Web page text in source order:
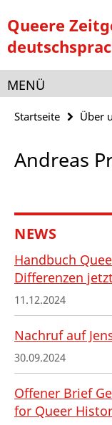
direkt
zu
Queere
Service-
Navigation
MENÜ
Startseite Über
Andreas
NEWS
Handbuch
Differenzen
11.12.2024
Nachruf auf
30.09.2024
Offener Brief
for Queer